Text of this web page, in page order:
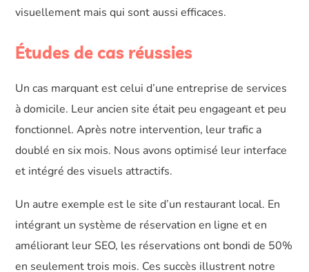
visuellement mais qui sont aussi efficaces.
Études de cas réussies
Un cas marquant est celui d’une entreprise de services
à domicile. Leur ancien site était peu engageant et peu
fonctionnel. Après notre intervention, leur trafic a
doublé en six mois. Nous avons optimisé leur interface
et intégré des visuels attractifs.
Un autre exemple est le site d’un restaurant local. En
intégrant un système de réservation en ligne et en
améliorant leur SEO, les réservations ont bondi de 50%
en seulement trois mois. Ces succès illustrent notre